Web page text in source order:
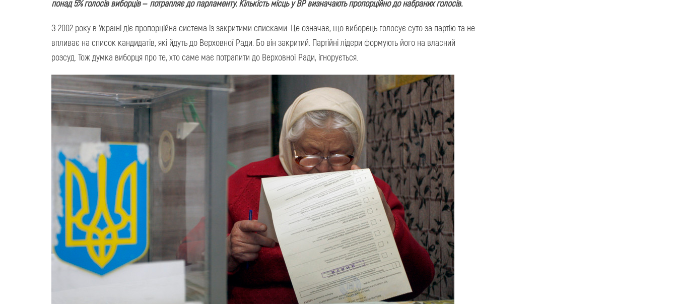
понад 5% голосів виборців – потрапляє до парламенту. Кількість місць у ВР визначають пропорційно до набраних голосів.
З 2002 року в Україні діє пропорційна система із закритими списками. Це означає, що виборець голосує суто за партію та не
впливає на список кандидатів, які йдуть до Верховної Ради. Бо він закритий. Партійні лідери формують його на власний
розсуд. Тож думка виборця про те, хто саме має потрапити до Верховної Ради, ігнорується.